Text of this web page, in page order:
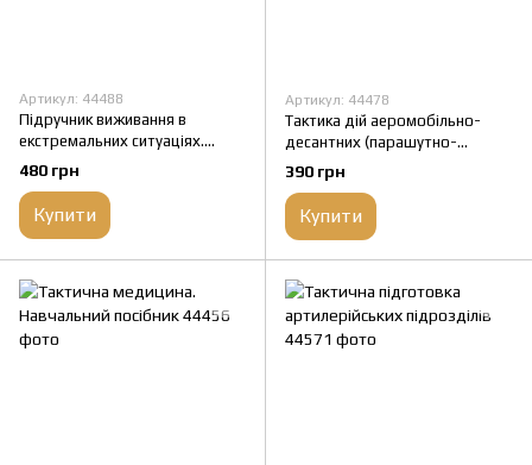
Артикул: 44488
Підручник виживання в
екстремальних ситуаціях.
Досвід спеціальних
підрозділів світу
480 грн
Купити
Артикул: 44478
Тактика дій аеромобільно-
десантних (парашутно-
десантних) підрозділів
390 грн
Купити